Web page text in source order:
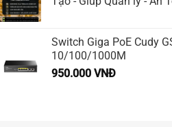
Switch Giga PoE Cudy
10/100/1000M
950.000 VNĐ